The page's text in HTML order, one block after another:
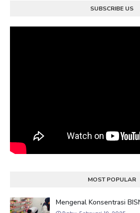
SUBSCRIBE US
MOST POPULAR
Mengenal Konsentrasi